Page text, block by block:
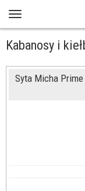
Kabanosy i
Syta Micha